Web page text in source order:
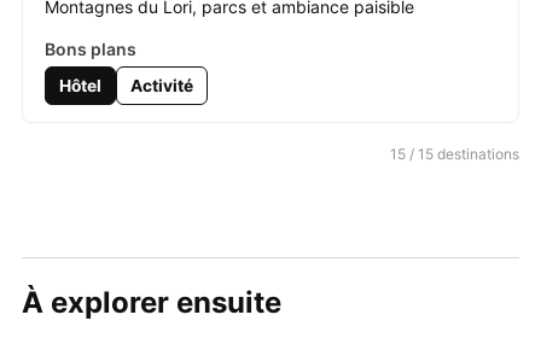
Montagnes du Lori, parcs et ambiance paisible
Hôtel Activité
15 / 15 destinations
À explorer ensuite